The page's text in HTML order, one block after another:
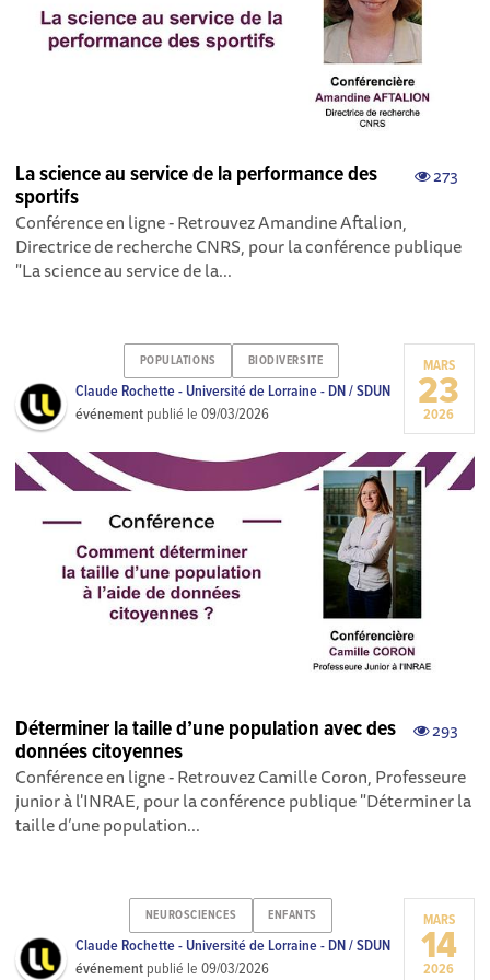
273
La science au service de la performance des
sportifs
Conférence en ligne - Retrouvez Amandine Aftalion,
Directrice de recherche CNRS, pour la conférence publique
"La science au service de la...
POPULATIONS BIODIVERSITE
Claude Rochette - Université de Lorraine - DN / SDUN
événement publié le09/03/2026
MARS
23
2026
293
Déterminer la taille d’une population avec des
données citoyennes
Conférence en ligne - Retrouvez Camille Coron, Professeure
junior à l'INRAE, pour la conférence publique "Déterminer la
taille d’une population...
NEUROSCIENCES ENFANTS
Claude Rochette - Université de Lorraine - DN / SDUN
événement publié le09/03/2026
MARS
14
2026